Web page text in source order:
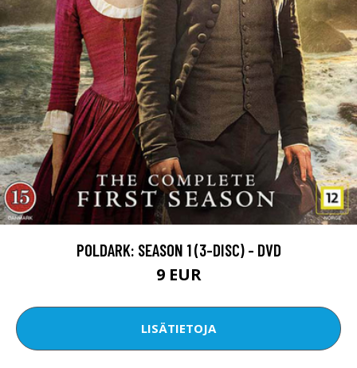
POLDARK: SEASON 1 (3-DISC) - DVD
9 EUR
LISÄTIETOJA